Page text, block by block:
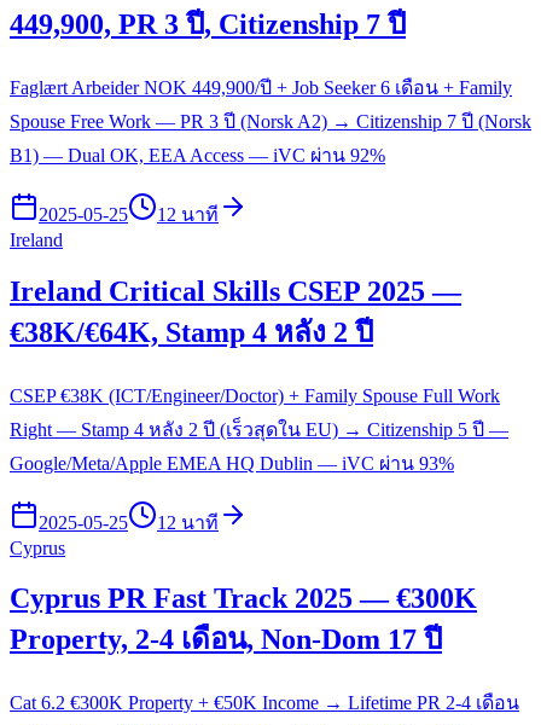
449,900, PR 3 ปี, Citizenship 7 ปี
Faglært Arbeider NOK 449,900/ปี + Job Seeker 6 เดือน + Family
Spouse Free Work — PR 3 ปี (Norsk A2) → Citizenship 7 ปี (Norsk
B1) — Dual OK, EEA Access — iVC ผ่าน 92%
2025-05-25
12 นาที
Ireland
Ireland Critical Skills CSEP 2025 —
€38K/€64K, Stamp 4 หลัง 2 ปี
CSEP €38K (ICT/Engineer/Doctor) + Family Spouse Full Work
Right — Stamp 4 หลัง 2 ปี (เร็วสุดใน EU) → Citizenship 5 ปี —
Google/Meta/Apple EMEA HQ Dublin — iVC ผ่าน 93%
2025-05-25
12 นาที
Cyprus
Cyprus PR Fast Track 2025 — €300K
Property, 2-4 เดือน, Non-Dom 17 ปี
Cat 6.2 €300K Property + €50K Income → Lifetime PR 2-4 เดือน